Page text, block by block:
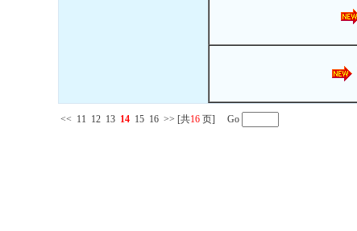
<< 11 12 13 14 15 16 >> [共16 页] Go